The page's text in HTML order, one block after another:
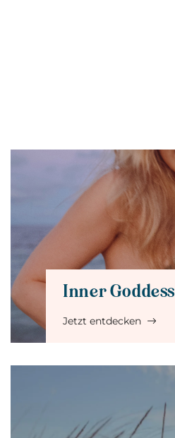
Inner Goddess
Jetzt entdecken